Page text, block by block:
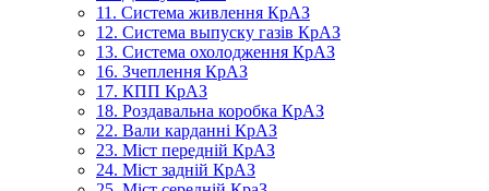
11. Система живлення КрАЗ
12. Система выпуску газів КрАЗ
13. Система охолодження КрАЗ
16. Зчеплення КрАЗ
17. КПП КрАЗ
18. Роздавальна коробка КрАЗ
22. Вали карданні КрАЗ
23. Міст передній КрАЗ
24. Міст задній КрАЗ